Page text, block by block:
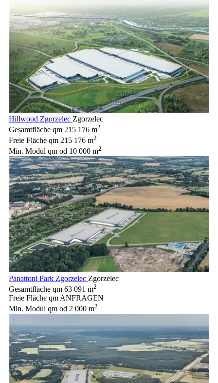
Hillwood Zgorzelec Zgorzelec
Gesamtfläche qm 215 176 m2
Freie Fläche qm 215 176 m2
Min. Modul qm od 10 000 m2
Panattoni Park Zgorzelec Zgorzelec
Gesamtfläche qm 63 091 m2
Freie Fläche qmANFRAGEN
Min. Modul qm od 2 000 m2